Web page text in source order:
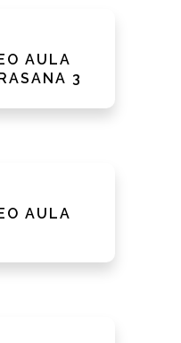
AULA
3
AULA